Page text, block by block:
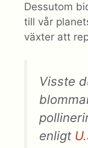
Dessutom
till vår
växter att
Visste
enligt